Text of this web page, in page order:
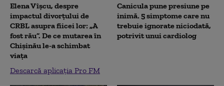
Elena Vîșcu, despre
impactul divorțului de
CRBL asupra fiicei lor: „A
fost rău”. De ce mutarea în
Chișinău le-a schimbat
viața
Descarcă aplicația Pro FM
Canicula pune presiune pe
inimă. 5 simptome care nu
trebuie ignorate niciodată,
potrivit unui cardiolog